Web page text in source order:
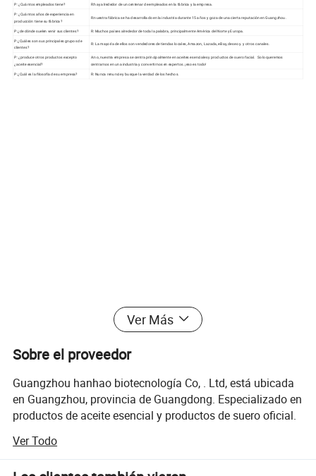
P: ¿Cuántos empleados tiene? R:hay alrededor de un centenar de empleados en la fábrica y la empresa.
P: ¿Cuántos años de experiencia en
producción tiene su fábrica?
R:nuestra fábrica se ha desarrollado en la industria durante 15 años y goza de una cierta reputación en Guangzhou.
P:¿de dónde suelen venir sus clientes?
R: Muchos países alrededor de toda la palabra, principalmente América del Norte y Europa.
P:¿Cuáles son sus principales grupos de
clientes?
R: La mayoría de ellos son vendedores de tiendas locales, Amazon, Lazada, eBay, deseo y. y otros canales.
P: ¿produce otros productos excepto
¿aceite esencial?
A:no, nuestra empresa se centra principalmente en aceites esenciales y productos de suero facial. Solo queremos
centrarnos en una industria y convertirnos en expertos. ¡eso es todo!
P:¿Cuál es la filosofía de su empresa?
R: Nunca renuncie y busque la verdad de los hechos.
Ver Más
Sobre el proveedor
Guangzhou hanhao biotecnología Co, . Ltd, está ubicada
en Guangzhou, provincia de Guangdong. Especializado en
productos de aceite esencial y productos de suero oficial.
investigación y desarrollo de cosméticos, producción e
integración de marketing. Nos especializamos en
Ver Todo